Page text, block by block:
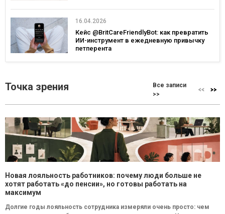
16.04.2026
Кейс @BritCareFriendlyBot: как превратить
ИИ-инструмент в ежедневную привычку
петперента
Точка зрения
Все записи
>>
Новая лояльность работников: почему люди больше не
хотят работать «до пенсии», но готовы работать на
максимум
Долгие годы лояльность сотрудника измеряли очень просто: чем